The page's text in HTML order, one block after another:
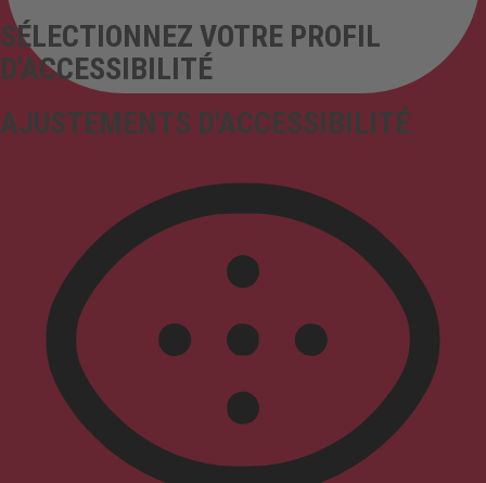
AJUSTEMENTS D'ACCESSIBILITÉ
SÉLECTIONNEZ VOTRE PROFIL
D'ACCESSIBILITÉ